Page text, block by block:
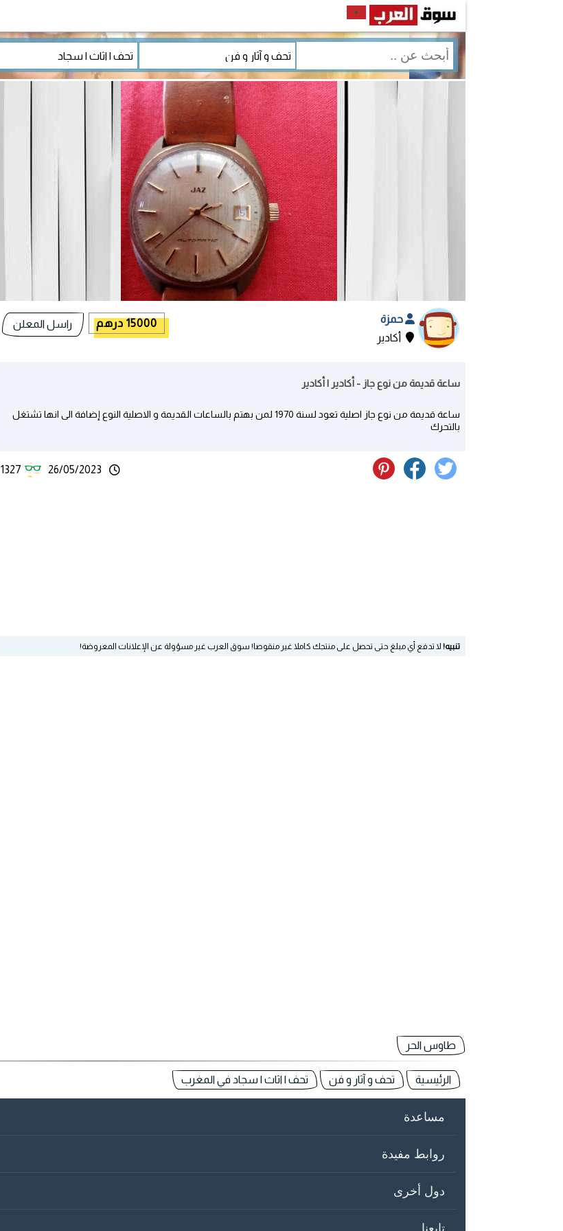
حمزة
أكادير
15000 درهم راسل المعلن
ساعة قديمة من نوع جاز - أكادير | أكادير
ساعة قديمة من نوع جاز اصلية تعود لسنة 1970 لمن بهتم بالساعات القديمة و الاصلية النوع إضافة الى انها تشتغل
بالتحرك
26/05/2023
1327
تنبيه! لا تدفع أي مبلغ حتى تحصل على منتجك كاملا غير منقوصا! سوق العرب غير مسؤولة عن الإعلانات المعروضة!
طاوس الحر
الرئيسية تحف و آثار و فن تحف | اثاث | سجاد في المغرب
مساعدة
روابط مفيدة
دول أخرى
تابعنا